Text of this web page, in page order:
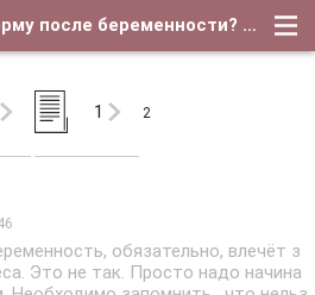
Как сохранить форму после беременности? - Страница 2 - Форум о детях и для их родителей
1 2
обязательно, влечёт з
Это не так. Просто надо начина